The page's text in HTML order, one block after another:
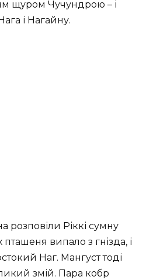
щуром Чучундрою – і
і Нагайну.
розповіли Ріккі сумну
пташеня випало з гнізда, і
Наг. Мангуст тоді
змій. Пара кобр